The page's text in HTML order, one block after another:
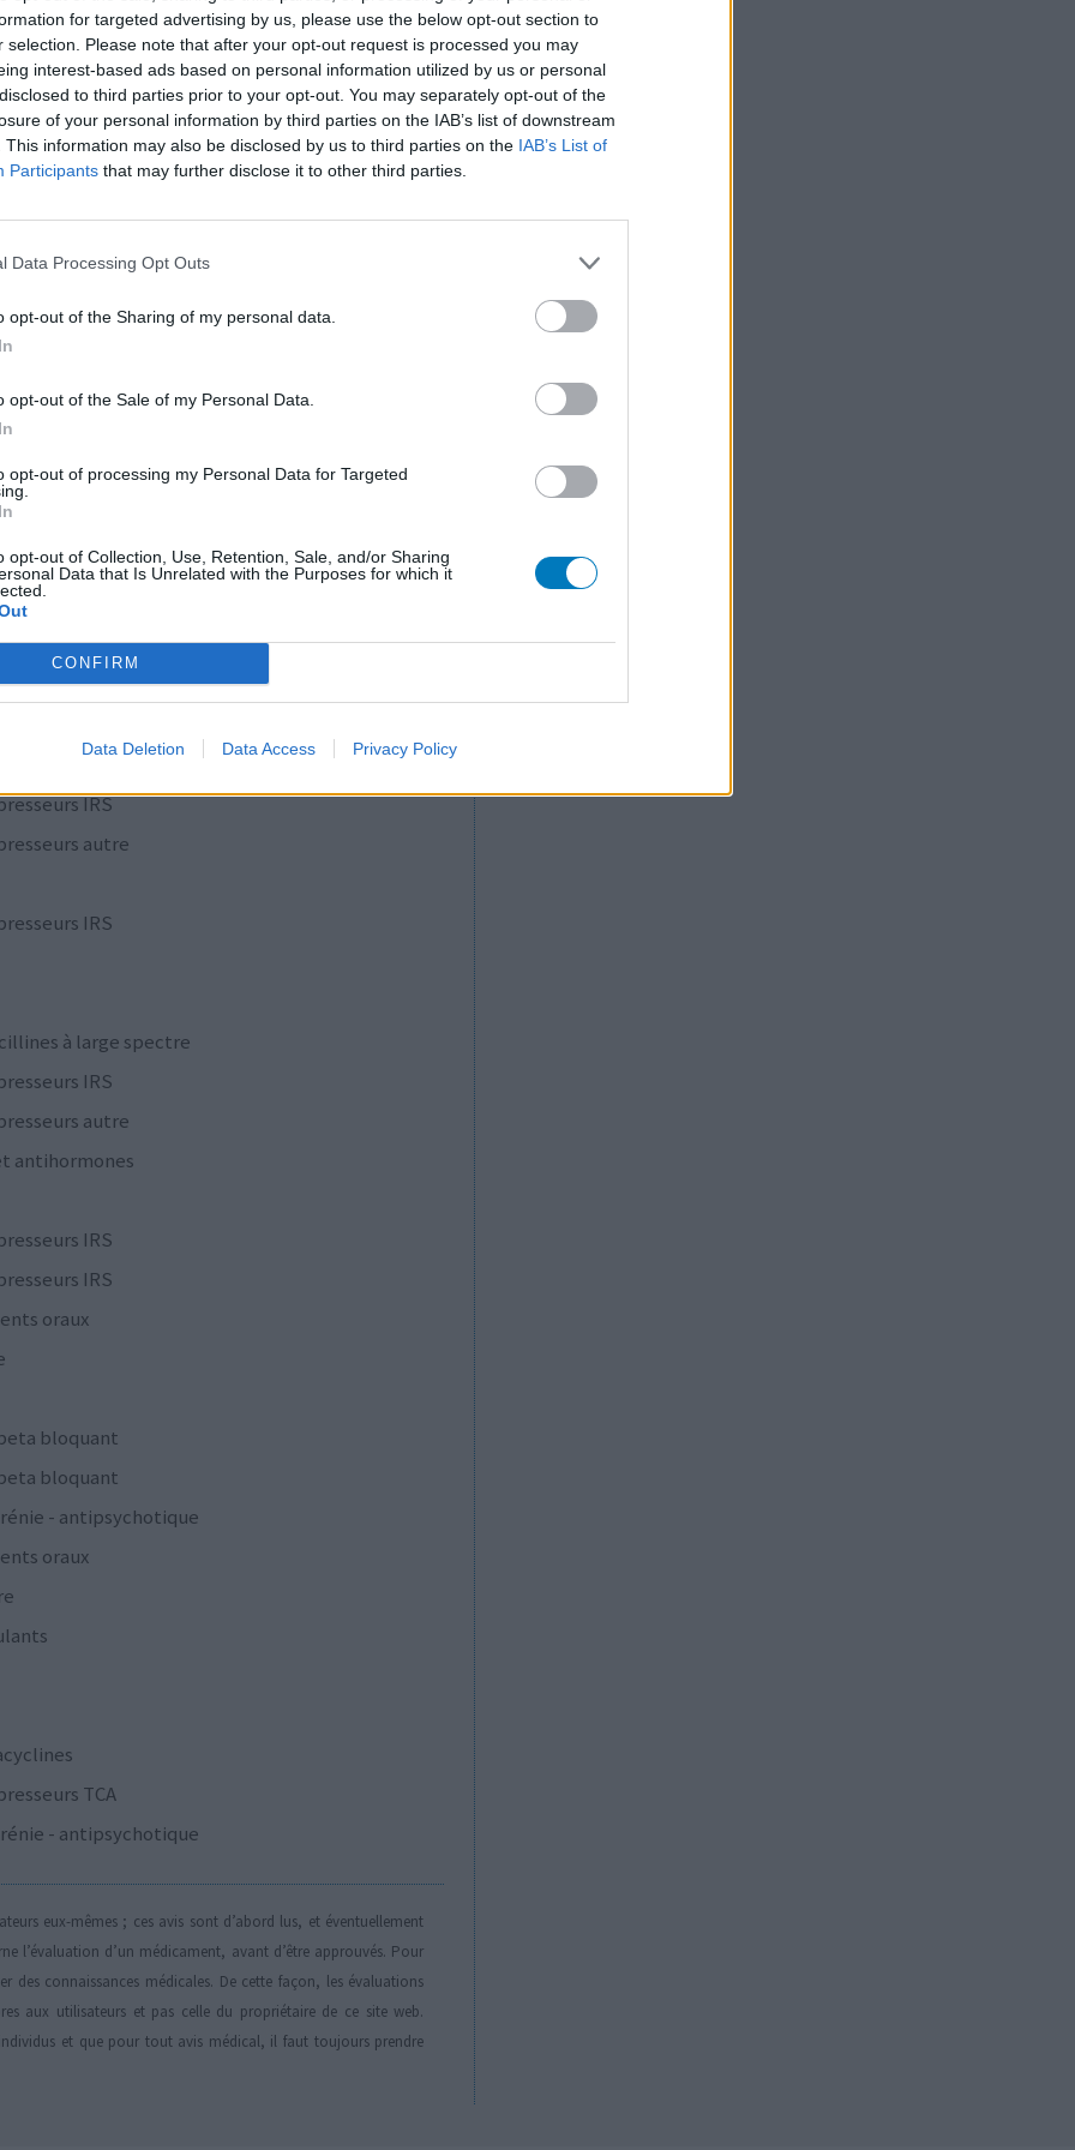
for targeted advertising by us, please use the below opt-out section to
selection. Please note that after your opt-out request is processed you may
interest-based ads based on personal information utilized by us or personal
to third parties prior to your opt-out. You may separately opt-out of the
of your personal information by third parties on the IAB’s list of downstream
This information may also be disclosed by us to third parties on the IAB’s List of
Participants that may further disclose it to other third parties.
Data Processing Opt Outs
opt-out of the Sharing of my personal data.
opt-out of the Sale of my Personal Data.
opt-out of processing my Personal Data for Targeted
opt-out of Collection, Use, Retention, Sale, and/or Sharing
Data that Is Unrelated with the Purposes for which it
CONFIRM
Data Deletion Data Access Privacy Policy
0 réactions
Efficacité
Quantité effets
Mon
je suis
a
est nettement plus efficace et il a un effet
0 réactions
1
d'avis
(à action lente)
IRS
autre
IRS
à large spectre
IRS
autre
antihormones
IRS
IRS
oraux
bloquant
bloquant
- antipsychotique
oraux
TCA
- antipsychotique
eux-mêmes ; ces avis sont d’abord lus, et éventuellement
l’évaluation d’un médicament, avant d’être approuvés. Pour
des connaissances médicales. De cette façon, les évaluations
aux utilisateurs et pas celle du propriétaire de ce site web.
et que pour tout avis médical, il faut toujours prendre